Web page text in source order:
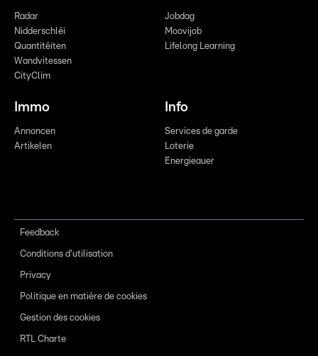
Radar
Nidderschléi
Quantitéiten
Wandvitessen
CityClim
Jobdag
Moovijob
Lifelong Learning
Immo
Annoncen
Artikelen
Info
Services de garde
Loterie
Energieauer
Feedback
Conditions d'utilisation
Privacy
Politique en matière de cookies
Gestion des cookies
RTL Charte